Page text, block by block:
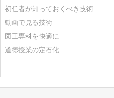
初任者が知っておくべき技術
動画で見る技術
図工専科を快適に
道徳授業の定石化